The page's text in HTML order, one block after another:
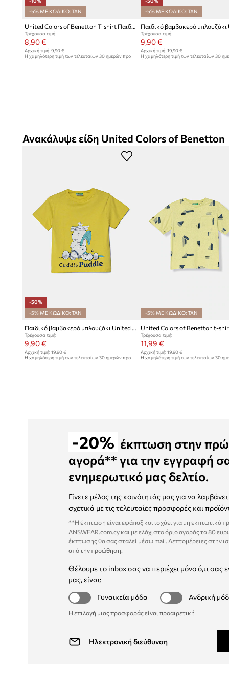
-5% ΜΕ ΚΩΔΙΚΟ: TAN
United Colors of Benetton T-shirt Παιδικό βαμβακερό
Τρέχουσα τιμή:
8,90 €
Αρχική τιμή: 9,90 €
Η χαμηλότερη τιμή των τελευταίων 30 ημερών προ
-5% ΜΕ ΚΩΔΙΚΟ: TAN
Τρέχουσα τιμή:
9,90 €
Αρχική τιμή:19,90 €
Η χαμηλότερη τιμή των τελευταίων 30
Ανακάλυψε είδη United Colors of Benetton
-50%
-5% ΜΕ ΚΩΔΙΚΟ: TAN
Τρέχουσα τιμή:
9,90 €
Αρχική τιμή: 19,90 €
Η χαμηλότερη τιμή των τελευταίων 30 ημερών προ
-5% ΜΕ ΚΩΔΙΚΟ: TAN
Τρέχουσα τιμή:
11,99 €
Αρχική τιμή:19,90 €
Η χαμηλότερη τιμή των τελευταίων 30
-20% έκπτωση στην
αγορά** για την εγγραφή
ενημερωτικό μας δελτίο.
Γίνετε μέλος της κοινότητάς μας για να
σχετικά με τις τελευταίες προσφορές και
**Η έκπτωση είναι εφάπαξ και ισχύει για μη εκπτωτικά
ANSWEAR.com.cy και με ελάχιστο όριο αγοράς τα 80
έκπτωσης θα σας σταλεί μέσω mail. Λεπτομέρειες στην
από την προώθηση
Θέλουμε το inbox σας να περιέχει μόνο ό,τι σας
μας, είναι:
Γυναικεία μόδα
Ανδρική
Η επιλογή μιας προσφοράς είναι προαιρετική